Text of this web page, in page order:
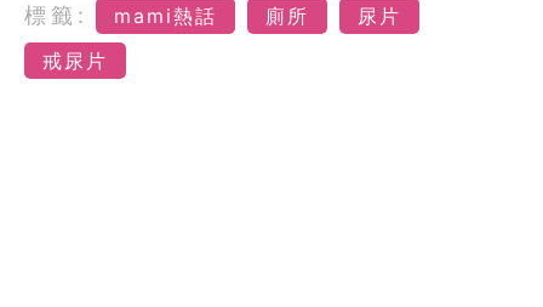
標籤: mami熱話 廁所
尿片
戒尿片